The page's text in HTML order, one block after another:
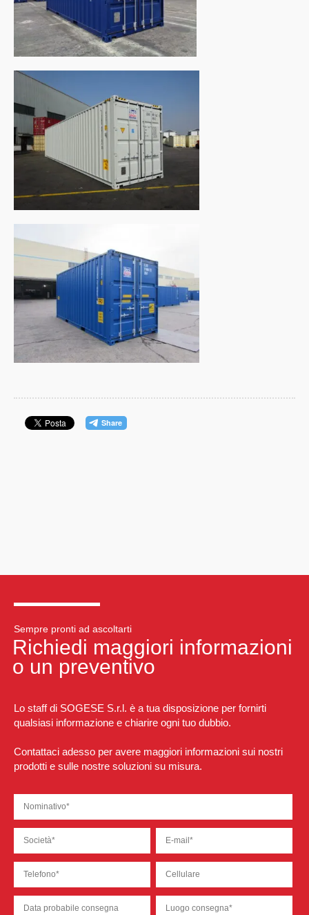
Sempre pronti ad ascoltarti
Richiedi maggiori informazioni
o un preventivo
Lo staff di SOGESE S.r.l. è a tua disposizione per fornirti
qualsiasi informazione e chiarire ogni tuo dubbio.
Contattaci adesso per avere maggiori informazioni sui nostri
prodotti e sulle nostre soluzioni su misura.